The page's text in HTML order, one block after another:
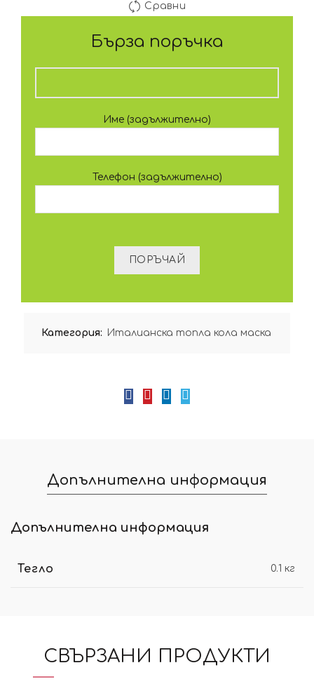
Сравни
Бърза поръчка
Име (задължително)
Телефон (задължително)
Категория: Италианска топла кола маска
Допълнителна информация
Допълнителна информация
Тегло 0.1 кг
СВЪРЗАНИ ПРОДУКТИ